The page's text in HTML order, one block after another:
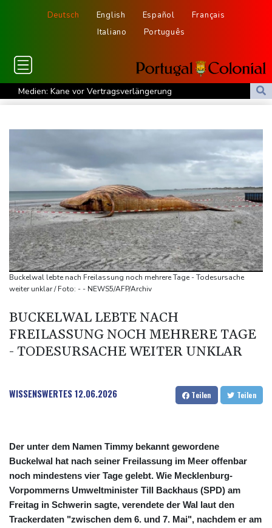
Deutsch English Español
Français
Italiano
Português
Medien: Kane vor Vertragsverlängerung
Erneut Waldbrand nahe Athen ausgebrochen - Waldbrand in
Linke befürchtet durch Regierungspolitik drastische Zunahme
Schon fast 1000 Übergriffe: DB Regio kündigt Tonaufnahmen bei
Bodycams an
Drohnenabwehr an Flughäfen: Regierung weist Forderung nach
Bundeswehreinsatz zurück
Erste vertriebene syrische Kurden kehren in Gebiet an der
Grenze zur Türkei zurück
Explosion bei Böllerclub in Wohnhaus: Acht Verletzte in
Nordrhein-Westfalen
13 Tote und 75 Verletzte bei ukrainischem Drohnenangriff in
Zentralrussland
E-Mail-Anbieter: Weniger Spam im ersten Halbjahr - dafür aber
Jugendlichen in Mannheim
Buckelwal lebte nach Freilassung noch mehrere Tage - Todesursache
weiter unklar / Foto: - - NEWS5/AFP/Archiv
BUCKELWAL LEBTE NACH
FREILASSUNG NOCH MEHRERE TAGE
- TODESURSACHE WEITER UNKLAR
WISSENSWERTES12.06.2026 Teilen Teilen
Der unter dem Namen Timmy bekannt gewordene
Buckelwal hat nach seiner Freilassung im Meer offenbar
noch mindestens vier Tage gelebt. Wie Mecklenburg-
Vorpommerns Umweltminister Till Backhaus (SPD) am
Freitag in Schwerin sagte, verendete der Wal laut den
Trackerdaten "zwischen dem 6. und 7. Mai", nachdem er am